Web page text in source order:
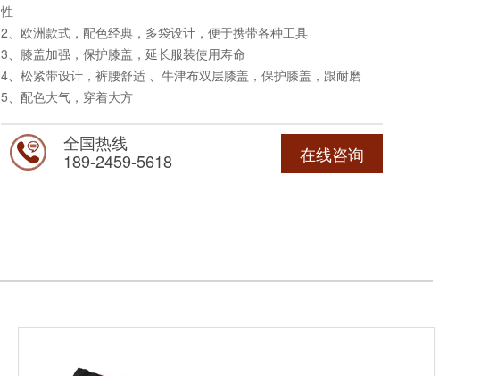
性
2、欧洲款式，配色经典，多袋设计，便于携带各种工具
3、膝盖加强，保护膝盖，延长服装使用寿命
4、松紧带设计，裤腰舒适 、牛津布双层膝盖，保护膝盖，跟耐磨
5、配色大气，穿着大方
在线咨询
全国热线
189-2459-5618